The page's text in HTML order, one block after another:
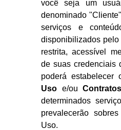
você seja um
denominado
serviços e
disponibilizados pelo
restrita, acessível
de suas credenciais
poderá estabelecer
Uso e/ou
determinados
prevalecerão
Uso.